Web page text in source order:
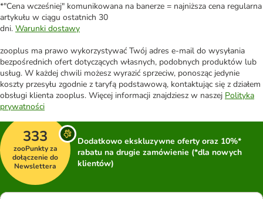
*"Cena wcześniej" komunikowana na banerze = najniższa cena regularna
artykułu w ciągu ostatnich 30
dni. Warunki dostawy
zooplus ma prawo wykorzystywać Twój adres e-mail do wysyłania
bezpośrednich ofert dotyczących własnych, podobnych produktów lub
usług. W każdej chwili możesz wyrazić sprzeciw, ponosząc jedynie
koszty przesyłu zgodnie z taryfą podstawową, kontaktując się z działem
obsługi klienta zooplus. Więcej informacji znajdziesz w naszej Polityka
prywatności
333
zooPunkty za
dołączenie do
Newslettera
Dodatkowo ekskluzywne oferty oraz 10%*
rabatu na drugie zamówienie (*dla nowych
klientów)